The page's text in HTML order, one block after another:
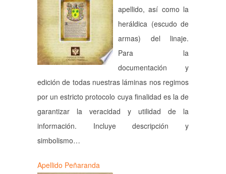
apellido, así como la
heráldica (escudo de
armas) del linaje.
Para la
documentación y
edición de todas nuestras láminas nos regimos
por un estricto protocolo cuya finalidad es la de
garantizar la veracidad y utilidad de la
información. Incluye descripción y
simbolismo…
Apellido Peñaranda